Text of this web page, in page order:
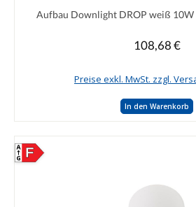
Durchschnittliche Bewertung von 0 von 5
Aufbau Downlight DROP weiß 10W
Regulärer
108,68 €
Preise exkl. MwSt. zzgl.
In den Warenkorb
F